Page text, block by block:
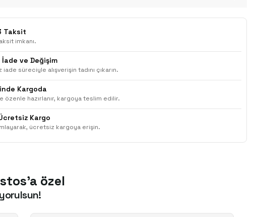
Taksit
imkanı.
ve Değişim
iade süreciyle alışverişin tadını çıkarın.
Kargoda
özenle hazırlanır, kargoya teslim edilir.
Kargo
ücretsiz kargoya erişin.
özel